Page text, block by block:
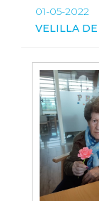
01-05-2022
VELILLA